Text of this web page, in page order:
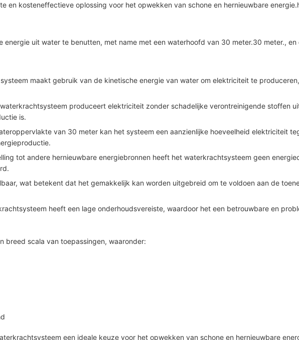
en kosteneffectieve oplossing voor het opwekken van schone en hernieuwbare
uit water te benutten, met name met een waterhoofd van 30 meter.30 meter.,
maakt gebruik van de kinetische energie van water om elektriciteit te
produceert elektriciteit zonder schadelijke verontreinigende stoffen
is.
van 30 meter kan het systeem een aanzienlijke hoeveelheid elektriciteit
tot andere hernieuwbare energiebronnen heeft het waterkrachtsysteem geen
wat betekent dat het gemakkelijk kan worden uitgebreid om te voldoen aan de
heeft een lage onderhoudsvereiste, waardoor het een betrouwbare en
breed scala van toepassingen, waaronder:
een ideale keuze voor het opwekken van schone en hernieuwbare